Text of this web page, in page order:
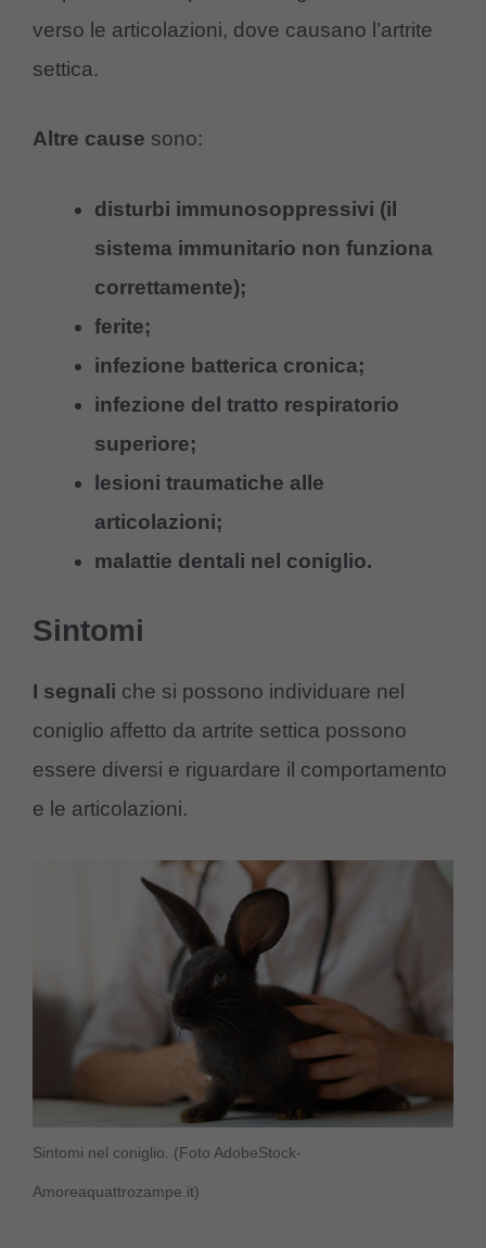
verso le articolazioni, dove causano l’artrite
settica.
Altre cause sono:
disturbi immunosoppressivi (il
sistema immunitario non funziona
correttamente);
ferite;
infezione batterica cronica;
infezione del tratto respiratorio
superiore;
lesioni traumatiche alle
articolazioni;
malattie dentali nel coniglio.
Sintomi
I segnali che si possono individuare nel
coniglio affetto da artrite settica possono
essere diversi e riguardare il comportamento
e le articolazioni.
Sintomi nel coniglio. (Foto AdobeStock-
Amoreaquattrozampe.it)